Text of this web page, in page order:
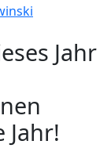
Jahr
Jahr!